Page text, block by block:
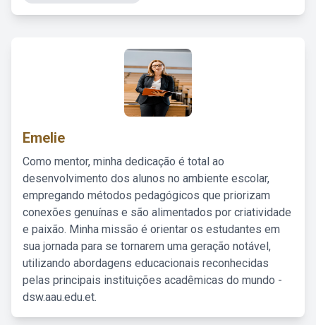
Emelie
Como mentor, minha dedicação é total ao
desenvolvimento dos alunos no ambiente escolar,
empregando métodos pedagógicos que priorizam
conexões genuínas e são alimentados por criatividade
e paixão. Minha missão é orientar os estudantes em
sua jornada para se tornarem uma geração notável,
utilizando abordagens educacionais reconhecidas
pelas principais instituições acadêmicas do mundo -
dsw.aau.edu.et.